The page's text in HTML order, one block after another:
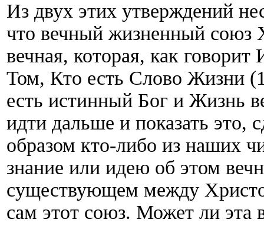
Из двух этих утверждений
что вечный жизненный союз
вечная, которая, как
Том, Кто есть Слово Жизни
есть истинный Бог и Жизнь
идти дальше и показать это,
образом кто-либо из наших
знание или идею об этом
существующем между
сам этот союз. Может ли эта